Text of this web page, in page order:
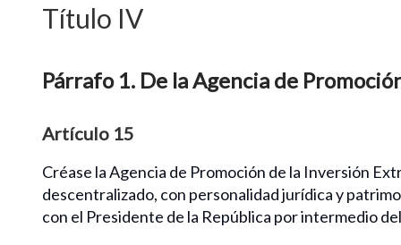
Título IV
Párrafo 1. De la Agencia de
Artículo 15
Créase la Agencia de Promoción de la Inversión
descentralizado, con personalidad jurídica y
con el Presidente de la República por intermedio